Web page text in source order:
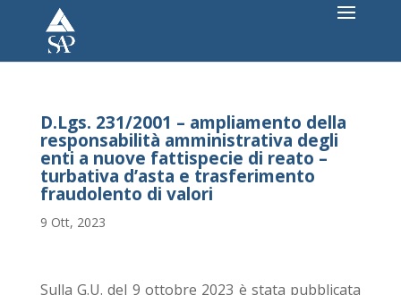
D.Lgs. 231/2001 – ampliamento della
responsabilità amministrativa degli
enti a nuove fattispecie di reato –
turbativa d’asta e trasferimento
fraudolento di valori
9 Ott, 2023
Sulla G.U. del 9 ottobre 2023 è stata pubblicata